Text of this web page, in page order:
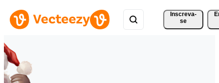
Inscreva-
se